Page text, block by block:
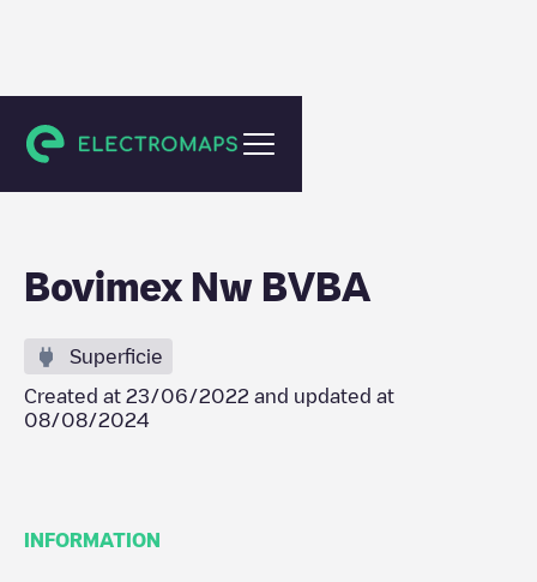
Sint-Niklaas
Bovimex Nw BVBA
Superficie
Created at 23/06/2022 and updated at
08/08/2024
INFORMATION